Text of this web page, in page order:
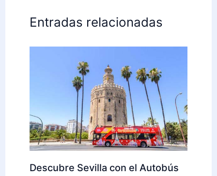
Entradas relacionadas
Descubre Sevilla con el Autobús